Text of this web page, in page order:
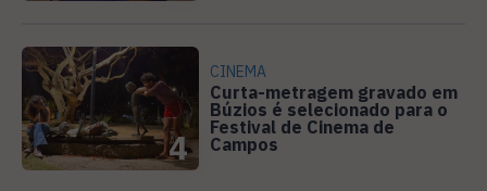
4
CINEMA
Curta-metragem gravado em
Búzios é selecionado para o
Festival de Cinema de
Campos